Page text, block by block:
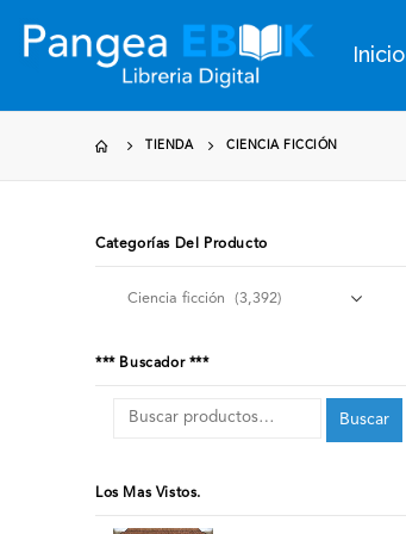
Inicio
TIENDA CIENCIA FICCIÓN
Categorías Del Producto
*** Buscador ***
Buscar
Los Mas Vistos.